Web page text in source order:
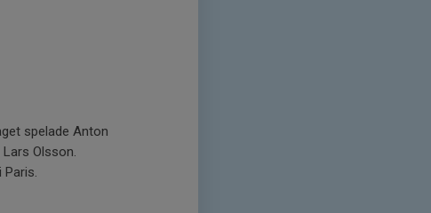
spelade Anton
Olsson.